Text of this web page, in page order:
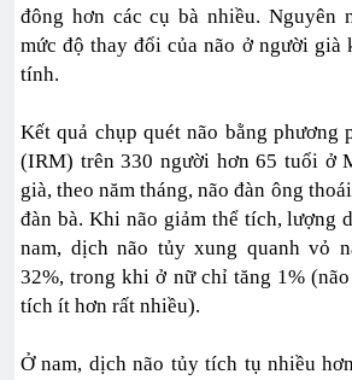
đông hơn các cụ bà nhiều. Nguyên
mức độ thay đổi của não ở người già
tính.
Kết quả chụp quét não bằng phương
(IRM) trên 330 người hơn 65 tuổi ở
già, theo năm tháng, não đàn ông
đàn bà. Khi não giảm thể tích, lượng
nam, dịch não tủy xung quanh vỏ
32%, trong khi ở nữ chỉ tăng 1%
tích ít hơn rất nhiều).
Ở nam, dịch não tủy tích tụ nhiều